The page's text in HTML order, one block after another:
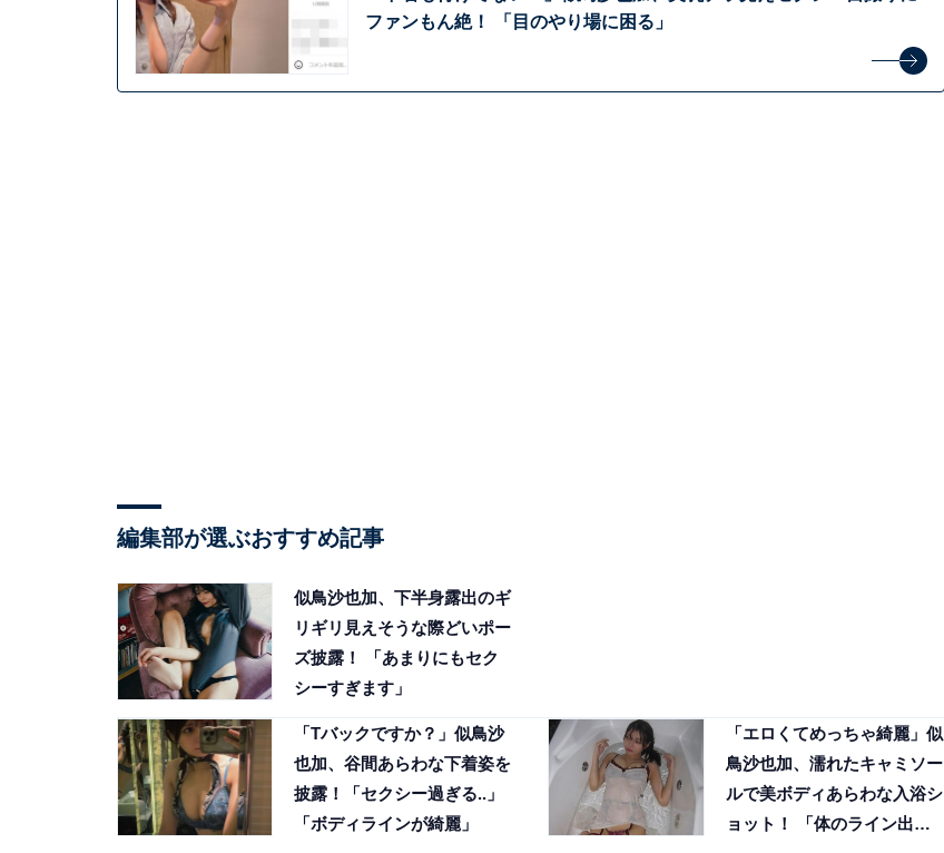
ファンもん絶！ 「目のやり場に困る」
編集部が選ぶおすすめ記事
似鳥沙也加、下半身露出のギ
リギリ見えそうな際どいポー
ズ披露！ 「あまりにもセク
シーすぎます」
「Tバックですか？」似鳥沙
也加、谷間あらわな下着姿を
披露！「セクシー過ぎる..」
「ボディラインが綺麗」
「エロくてめっちゃ綺麗」似
鳥沙也加、濡れたキャミソー
ルで美ボディあらわな入浴シ
ョット！ 「体のライン出て